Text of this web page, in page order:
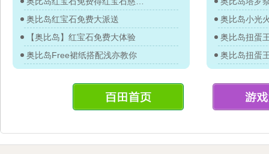
奥比岛红宝石免费大派送
【奥比岛】红宝石免费大体验
奥比岛Free裙纸搭配浅亦教你
奥比岛小光